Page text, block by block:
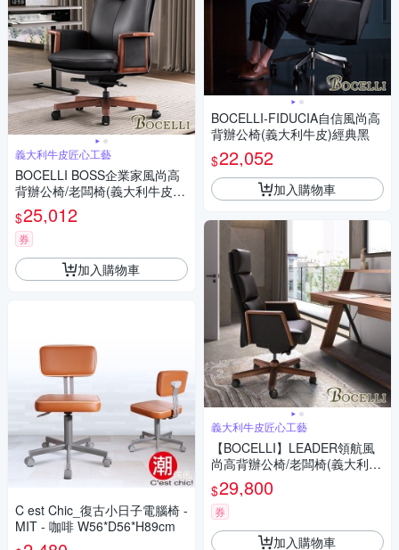
義大利牛皮匠心工藝
BOCELLI BOSS企業家風尚高
背辦公椅/老闆椅(義大利牛皮)
黑 W78.5*D77*H122~128 cm
$25,012
券
加入購物車
C est Chic_復古小日子電腦椅 -
MIT - 咖啡 W56*D56*H89cm
BOCELLI-FIDUCIA自信風尚高
背辦公椅(義大利牛皮)經典黑
$22,052
加入購物車
義大利牛皮匠心工藝
【BOCELLI】LEADER領航風
尚高背辦公椅/老闆椅(義大利牛
皮)黑 W68*D70*H120~126 cm
$29,800
券
加入購物車